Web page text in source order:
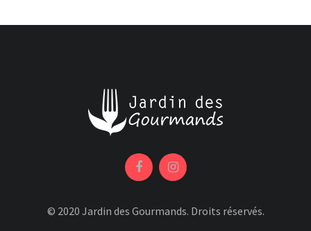
© 2020 Jardin des Gourmands. Droits réservés.